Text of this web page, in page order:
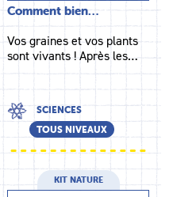
Comment bien…
Vos graines et vos plants
sont vivants ! Après les…
SCIENCES
TOUS NIVEAUX
KIT NATURE